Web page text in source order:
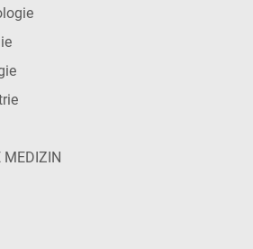
MEDIZIN